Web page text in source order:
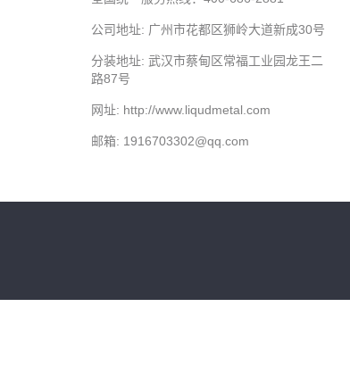
公司地址: 广州市花都区​狮岭大道新成30号
​分装地址: 武汉市蔡甸区常福工业园龙王二
路87号
网址: http://www.liqudmetal.com
邮箱: 1916703302@qq.com